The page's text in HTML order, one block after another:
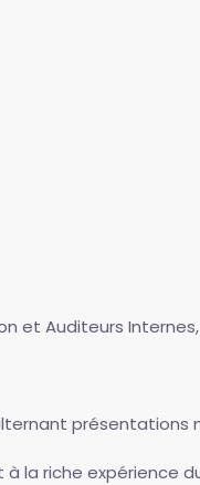
et Auditeurs
présentations
la riche expérience